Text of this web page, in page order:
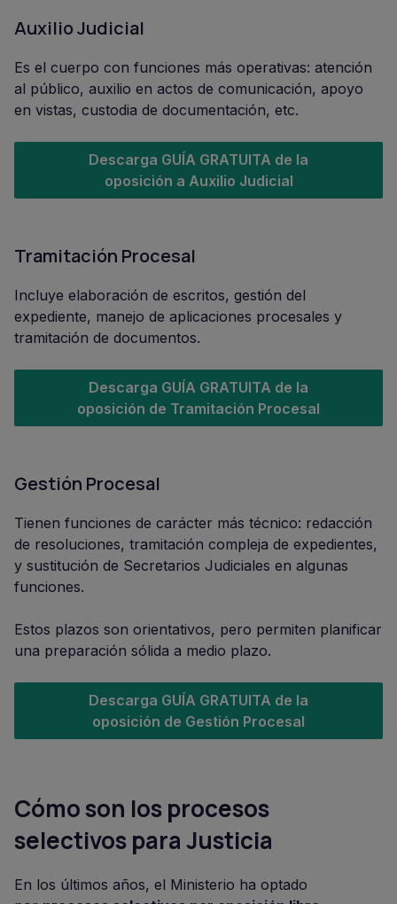
Auxilio Judicial
Es el cuerpo con funciones más operativas: atención
al público, auxilio en actos de comunicación, apoyo
en vistas, custodia de documentación, etc.
Descarga GUÍA GRATUITA de la
oposición a Auxilio Judicial
Tramitación Procesal
Incluye elaboración de escritos, gestión del
expediente, manejo de aplicaciones procesales y
tramitación de documentos.
Descarga GUÍA GRATUITA de la
oposición de Tramitación Procesal
Gestión Procesal
Tienen funciones de carácter más técnico: redacción
de resoluciones, tramitación compleja de expedientes,
y sustitución de Secretarios Judiciales en algunas
funciones.
Estos plazos son orientativos, pero permiten planificar
una preparación sólida a medio plazo.
Descarga GUÍA GRATUITA de la
oposición de Gestión Procesal
Cómo son los procesos
selectivos para Justicia
En los últimos años, el Ministerio ha optado